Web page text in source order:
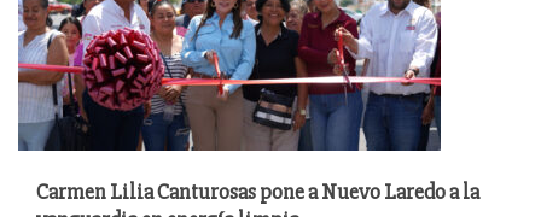
Carmen Lilia Canturosas pone a Nuevo Laredo a la